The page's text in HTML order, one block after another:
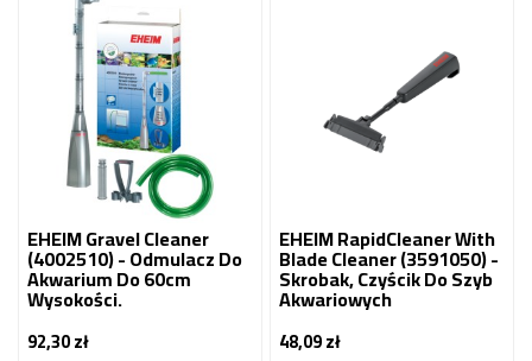
EHEIM Gravel Cleaner
(4002510) - Odmulacz Do
Akwarium Do 60cm
Wysokości.
92,30 złCena
EHEIM RapidCleaner With
Blade Cleaner (3591050) -
Skrobak, Czyścik Do Szyb
Akwariowych
48,09 złCena